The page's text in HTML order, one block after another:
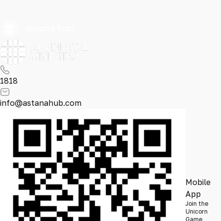
1818
info@astanahub.com
Mobile
App
Join the
Unicorn
Game